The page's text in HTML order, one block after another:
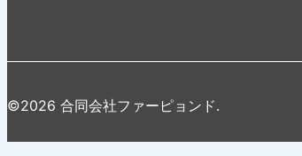
©2026 合同会社ファーピョンド.